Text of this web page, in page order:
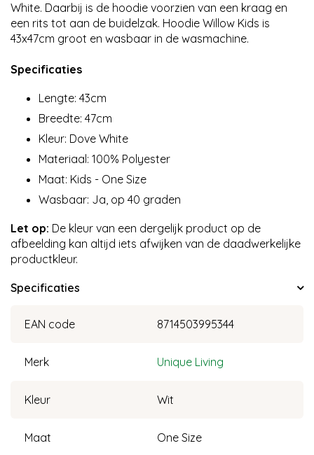
White. Daarbij is de hoodie voorzien van een kraag en
een rits tot aan de buidelzak. Hoodie Willow Kids is
43x47cm groot en wasbaar in de wasmachine.
Specificaties
Lengte: 43cm
Breedte: 47cm
Kleur: Dove White
Materiaal: 100% Polyester
Maat: Kids - One Size
Wasbaar: Ja, op 40 graden
Let op: De kleur van een dergelijk product op de
afbeelding kan altijd iets afwijken van de daadwerkelijke
productkleur.
Specificaties
EAN code 8714503995344
Merk Unique Living
Kleur Wit
Maat One Size